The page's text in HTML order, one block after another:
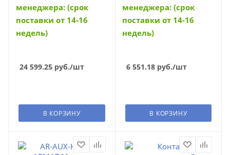
менеджера: (срок
поставки от 14-16
недель)
24 599.25 руб./шт
В КОРЗИНУ
менеджера: (срок
поставки от 14-16
недель)
6 551.18руб./шт
В КОРЗИНУ